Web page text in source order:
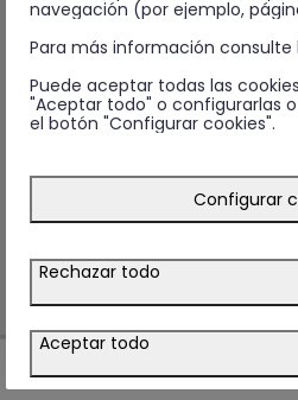
BERMUDA JOHN AZUL MARINO
navegación (por ejemplo,
Para más información consulte
Puede aceptar todas las
"Aceptar todo" o configurarlas
el botón "Configurar cookies".
Configurar
Rechazar todo
Aceptar todo